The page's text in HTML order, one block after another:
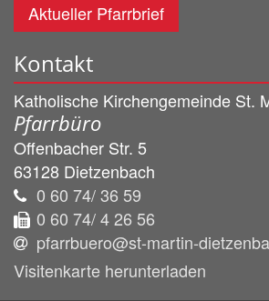
Aktueller Pfarrbrief
Kontakt
Katholische Kirchengemeinde St.
Pfarrbüro
Offenbacher Str. 5
63128 Dietzenbach
0 60 74/ 36 59
0 60 74/ 4 26 56
pfarrbuero@st-martin-
Visitenkarte herunterladen